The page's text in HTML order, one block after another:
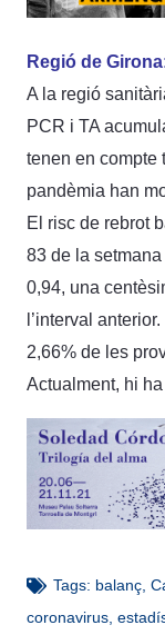
Regió de
A la regió
PCR i TA
tenen en compte
pandèmia han
El risc de rebrot
83 de la
0,94, una
l’interval
2,66% de les
Actualment, hi
Tags: balanç,
coronavirus